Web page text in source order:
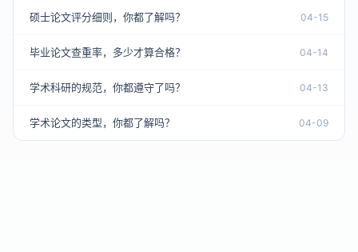
硕士论文评分细则，你都了解吗？ 04-15
毕业论文查重率，多少才算合格？ 04-14
学术科研的规范，你都遵守了吗？ 04-13
学术论文的类型，你都了解吗？ 04-09